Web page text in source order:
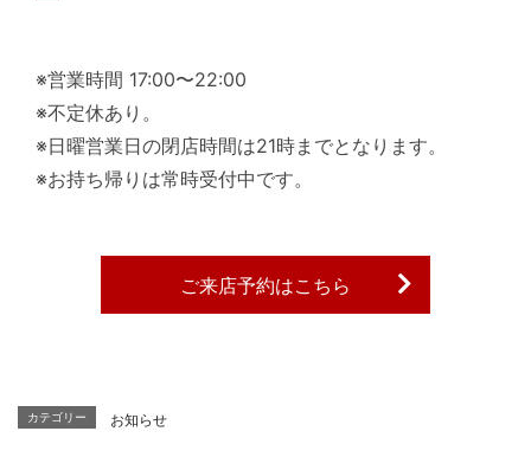
※営業時間 17:00〜22:00
※不定休あり。
※日曜営業日の閉店時間は21時までとなります。
※お持ち帰りは常時受付中です。
ご来店予約はこちら
カテゴリー お知らせ